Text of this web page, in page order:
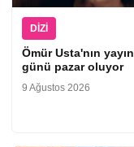
DIZI
Ömür Usta'nın yayın
günü pazar oluyor
9 Ağustos 2026